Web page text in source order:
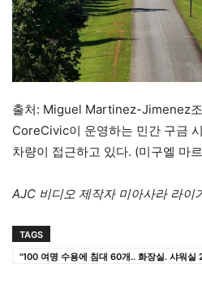
출처: Miguel Martinez-Jimenez
CoreCivic이 운영하는 민간 구금
차량이 접근하고 있다. (미구엘 마
AJC 비디오 제작자 미아사라 라이
TAGS
"100 여명 수용에 침대 60개.. 화장실. 샤워실